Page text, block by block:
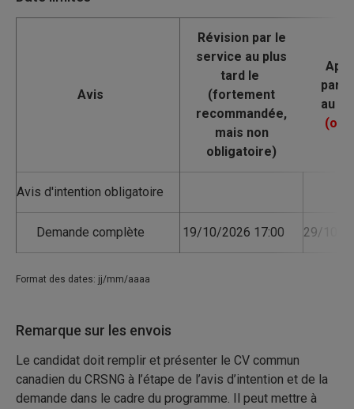
Avis
Avis d'intention obligatoire
Demande complète 19/10/2026 17:00 29/10/
Format des dates: jj/mm/aaaa
Remarque sur les envois
Le candidat doit remplir et présenter le CV commun
canadien du CRSNG à l’étape de l’avis d’intention et de la
demande dans le cadre du programme. Il peut mettre à